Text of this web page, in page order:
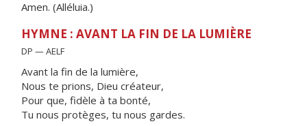
Amen. (Alléluia.)
HYMNE : AVANT LA FIN DE LA LUMIÈRE
DP — AELF
Avant la fin de la lumière,
Nous te prions, Dieu créateur,
Pour que, fidèle à ta bonté,
Tu nous protèges, tu nous gardes.